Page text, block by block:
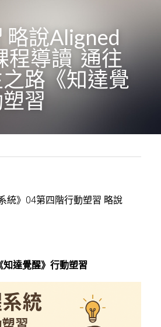
略說Aligned
程導讀  通往
路《知達覺
習
統》04第四階行動塑習 略說
達覺醒》行動塑習